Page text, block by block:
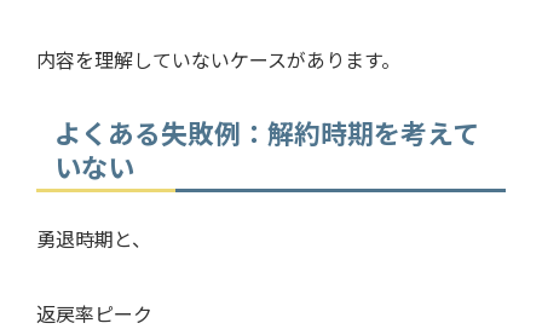
内容を理解していないケースがあります。
よくある失敗例：解約時期を考えて
いない
勇退時期と、
返戻率ピーク